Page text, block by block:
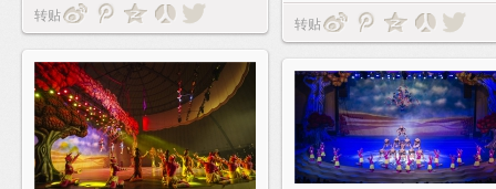
转贴
转贴